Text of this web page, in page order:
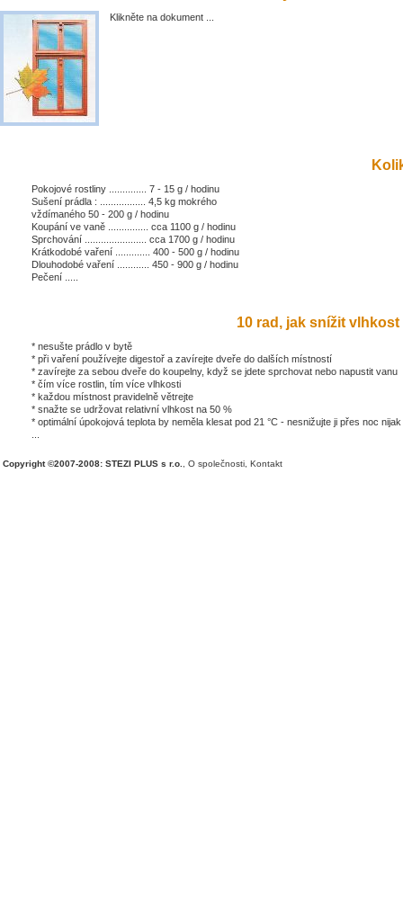
Klikněte na dokument ...
Pokojové rostliny .............. 7 - 15 g / hodinu
Sušení prádla : ................. 4,5 kg mokrého
vždímaného 50 - 200 g / hodinu
Koupání ve vaně ............... cca 1100 g / hodinu
Sprchování ....................... cca 1700 g / hodinu
Krátkodobé vaření ............. 400 - 500 g / hodinu
Dlouhodobé vaření ............ 450 - 900 g / hodinu
Pečení .....
10 rad, jak snížit vlhkost
* nesušte prádlo v bytě
* při vaření používejte digestoř a zavírejte dveře do dalších místností
* zavírejte za sebou dveře do koupelny, když se jdete sprchovat nebo napustit vanu
* čím více rostlin, tím více vlhkosti
* každou místnost pravidelně větrejte
* snažte se udržovat relativní vlhkost na 50 %
* optimální úpokojová teplota by neměla klesat pod 21 °C - nesnižujte ji přes noc nijak
Copyright ©2007-2008: STEZI PLUS s r.o. O společnosti Kontakt